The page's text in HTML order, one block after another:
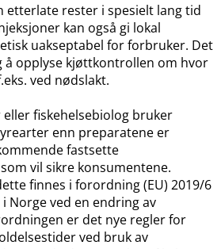
etterlate rester i spesielt lang tid
kan også gi lokal
uakseptabel for forbruker. Det
opplyse kjøttkontrollen om hvor
ved nødslakt.
fiskehelsebiolog bruker
enn preparatene er
fastsette
vil sikre konsumentene.
finnes i forordning (EU) 2019/6
Norge ved en endring av
er det nye regler for
ved bruk av